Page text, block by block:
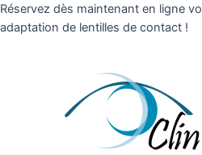
Réservez dès maintenant en ligne
adaptation de lentilles de contact !